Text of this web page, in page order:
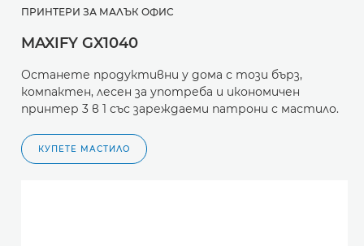
ПРИНТЕРИ ЗА МАЛЪК ОФИС
MAXIFY GX1040
Останете продуктивни у дома с този бърз,
компактен, лесен за употреба и икономичен
принтер 3 в 1 със зареждаеми патрони с мастило.
КУПЕТЕ МАСТИЛО